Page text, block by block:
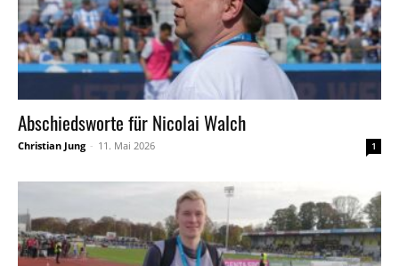
Abschiedsworte für Nicolai Walch
Christian Jung - 11. Mai 2026 1